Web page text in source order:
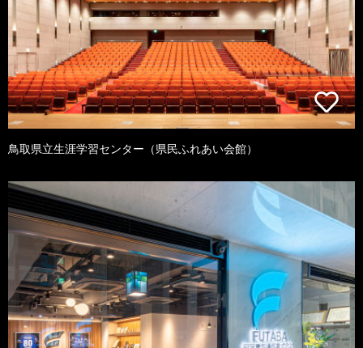
鳥取県立生涯学習センター（県民ふれあい会館）